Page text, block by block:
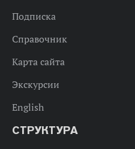
Подписка
Справочник
Карта сайта
Экскурсии
English
СТРУКТУРА